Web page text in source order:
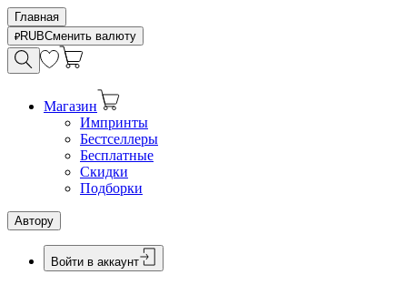
Главная
RUBСменить валюту
Магазин
Импринты
Бестселлеры
Бесплатные
Скидки
Подборки
Автору
Войти в аккаунт